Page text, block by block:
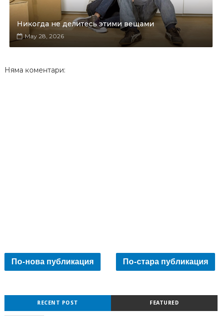
Никогда не делитесь этими вещами
May 28, 2026
Няма коментари:
По-нова публикация По-стара публикация
RECENT POST FEATURED